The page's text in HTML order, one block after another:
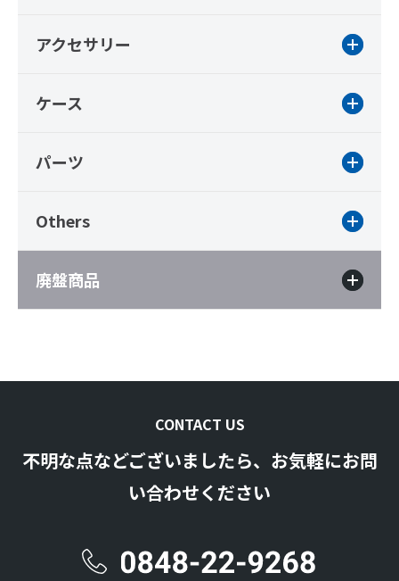
アクセサリー
ケース
パーツ
Others
廃盤商品
CONTACT US
不明な点などございましたら、お気軽にお問
い合わせください